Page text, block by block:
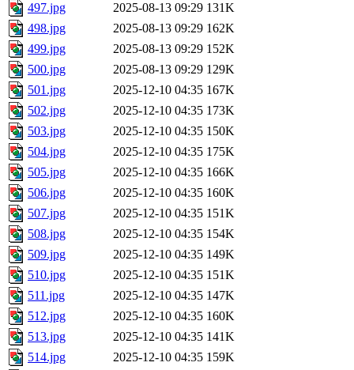
497.jpg
2025-08-13 09:29 131K
498.jpg
2025-08-13 09:29 162K
499.jpg
2025-08-13 09:29 152K
500.jpg
2025-08-13 09:29 129K
501.jpg
2025-12-10 04:35 167K
502.jpg
2025-12-10 04:35 173K
503.jpg
2025-12-10 04:35 150K
504.jpg
2025-12-10 04:35 175K
505.jpg
2025-12-10 04:35 166K
506.jpg
2025-12-10 04:35 160K
507.jpg
2025-12-10 04:35 151K
508.jpg
2025-12-10 04:35 154K
509.jpg
2025-12-10 04:35 149K
510.jpg
2025-12-10 04:35 151K
511.jpg
2025-12-10 04:35 147K
512.jpg
2025-12-10 04:35 160K
513.jpg
2025-12-10 04:35 141K
514.jpg
2025-12-10 04:35 159K